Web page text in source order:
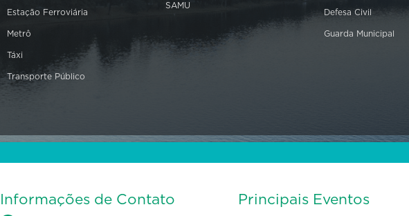
Estação Ferroviária
Metrô
Táxi
Transporte Público
SAMU
Defesa Civil
Guarda Municipal
Informações de Contato Principais Eventos